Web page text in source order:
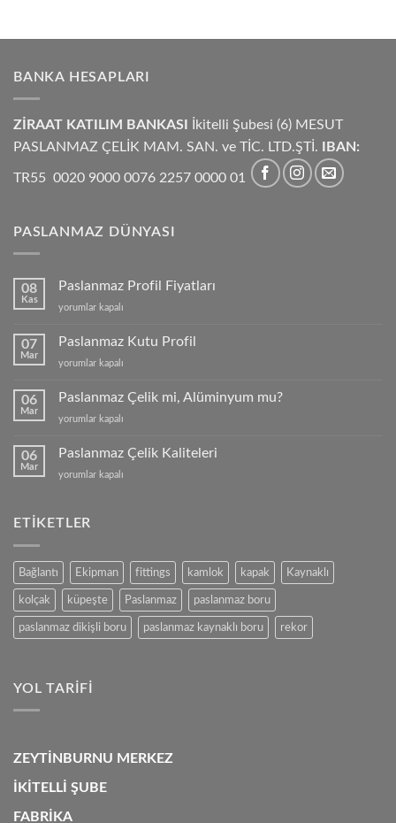
BANKA HESAPLARI
ZİRAAT KATILIM BANKASI
İkitelli Şubesi (6) MESUT
PASLANMAZ ÇELİK MAM. SAN. ve TİC. LTD.ŞTİ.
IBAN:
TR55 0020 9000 0076 2257 0000 01
PASLANMAZ DÜNYASI
08
Kas
Paslanmaz Profil Fiyatları
Paslanmaz
Fiyatları
yorumlar kapalı
07
Mar
Paslanmaz Kutu Profil
Paslanmaz
Profil
yorumlar kapalı
06
Mar
Paslanmaz Çelik mi, Alüminyum mu?
Paslanmaz
mi,
mu?
yorumlar kapalı
06
Mar
Paslanmaz Çelik Kaliteleri
Paslanmaz
için
yorumlar kapalı
ETIKETLER
Bağlantı Ekipman fittings kamlok kapak Kaynaklı
kolçak küpeşte Paslanmaz paslanmaz boru
paslanmaz dikişli boru paslanmaz kaynaklı boru rekor
YOL TARIFI
ZEYTİNBURNU MERKEZ
İKİTELLİ ŞUBE
FABRİKA